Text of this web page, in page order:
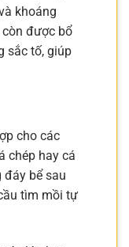
khoáng
được bổ
sắc tố, giúp
cho các
chép hay cá
đáy bể sau
tìm mồi tự